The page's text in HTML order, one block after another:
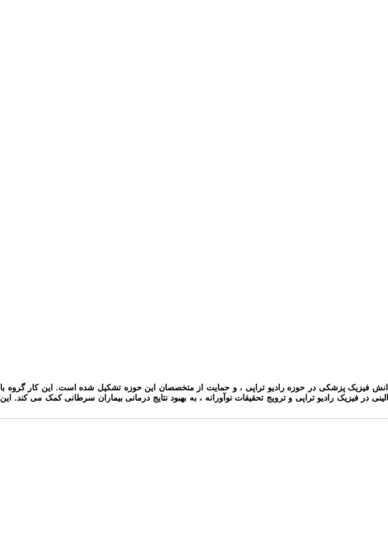
فیزیک پزشکی در حوزه رادیو تراپی ، و حمایت از متخصصان این حوزه تشکیل شده است. این کار گروه با
در فیزیک رادیو تراپی و ترویج تحقیقات نوآورانه ، به بهبود نتایج درمانی بیماران سرطانی کمک می کند. این